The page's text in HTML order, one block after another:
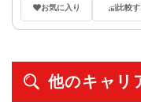
お気に入り 比較
他のキャリ